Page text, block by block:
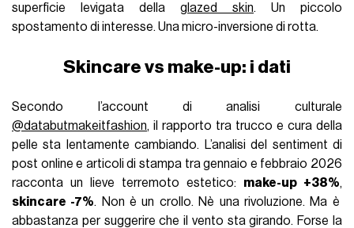
superficie levigata della glazed skin. Un piccolo
spostamento di interesse. Una micro-inversione di rotta.
Skincare vs make-up: i dati
Secondo l’account di analisi culturale
@databutmakeitfashion, il rapporto tra trucco e cura della
pelle sta lentamente cambiando. L’analisi del sentiment di
post online e articoli di stampa tra gennaio e febbraio 2026
racconta un lieve terremoto estetico: make-up +38%,
skincare -7%. Non è un crollo. Nè una rivoluzione. Ma è
abbastanza per suggerire che il vento sta girando. Forse la